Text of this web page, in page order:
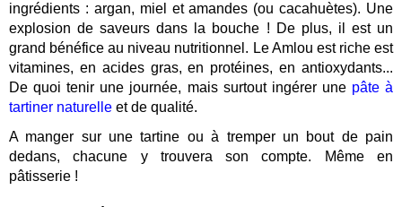
ingrédients : argan, miel et amandes (ou cacahuètes). Une
explosion de saveurs dans la bouche ! De plus, il est un
grand bénéfice au niveau nutritionnel. Le Amlou est riche est
vitamines, en acides gras, en protéines, en antioxydants...
De quoi tenir une journée, mais surtout ingérer une pâte à
tartiner naturelle et de qualité.
A manger sur une tartine ou à tremper un bout de pain
dedans, chacune y trouvera son compte. Même en
pâtisserie !